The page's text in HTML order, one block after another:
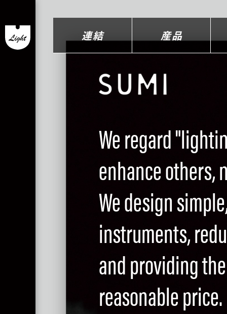
連結 産品
We regard
enhance others,
We design
instruments,
and providing
reasonable price.